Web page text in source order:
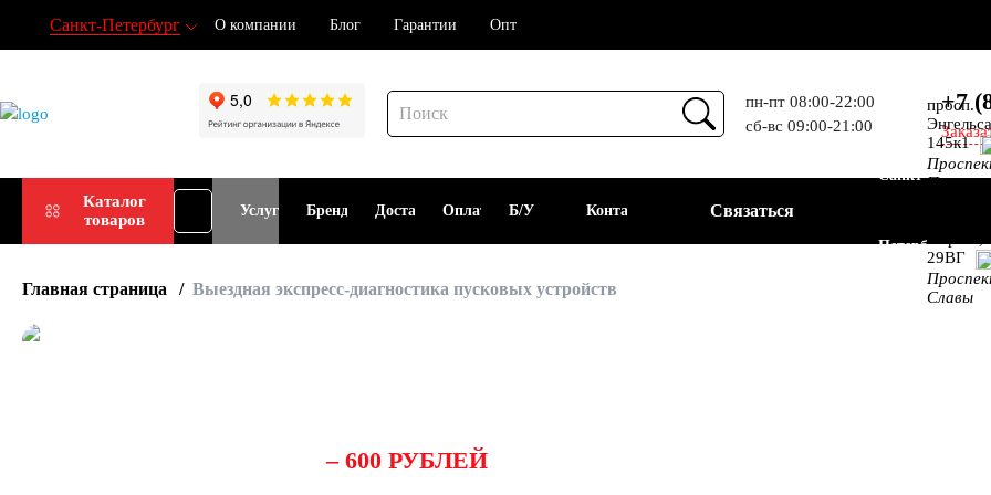
Санкт-Петербург О компании Блог Гарантии Опт
пн-пт 08:00-22:00
сб-вс 09:00-21:00
+7
Каталог
товаров
Подбор
АКБ
Услуги Бренды Доставка Оплата
Прием
Б/У Контакты Связаться
Санкт-
Петербург
просп.
145к1
29ВГ
Славы
Главная страница Выездная экспресс-диагностика пусковых устройств
СТОИМОСТЬ УСЛУГИ– 600 РУБЛЕЙ